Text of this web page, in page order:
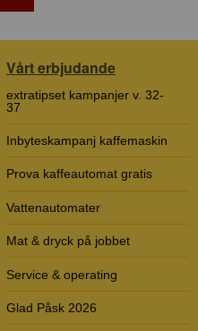
Vårt erbjudande
extratipset kampanjer v. 32-
37
Inbyteskampanj kaffemaskin
Prova kaffeautomat gratis
Vattenautomater
Mat & dryck på jobbet
Service & operating
Glad Påsk 2026